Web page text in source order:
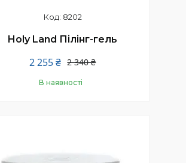
8202
Holy Land Пілінг-гель
2 340 ₴
2 255 ₴
В наявності